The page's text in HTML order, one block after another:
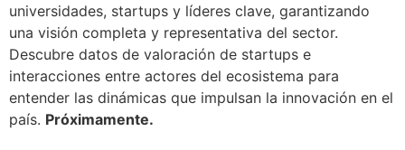
universidades, startups y líderes clave, garantizando
una visión completa y representativa del sector.
Descubre datos de valoración de startups e
interacciones entre actores del ecosistema para
entender las dinámicas que impulsan la innovación en el
país. Próximamente.